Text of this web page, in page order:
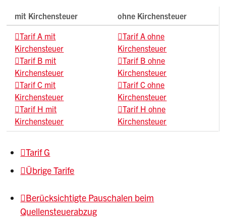
mit Kirchensteuer
ohne Kirchensteuer
Tarif A mit
Kirchensteuer
Tarif B mit
Kirchensteuer
Tarif C mit
Kirchensteuer
Tarif H mit
Kirchensteuer
Tarif A ohne
Kirchensteuer
Tarif B ohne
Kirchensteuer
Tarif C ohne
Kirchensteuer
Tarif H ohne
Kirchensteuer
Tarif G
Übrige Tarife
Berücksichtigte Pauschalen beim
Quellensteuerabzug